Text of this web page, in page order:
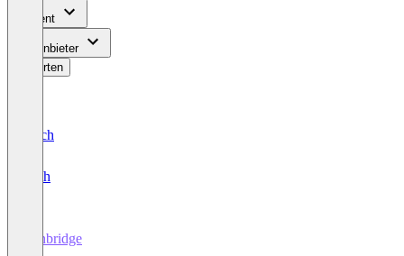
Content
Für Anbieter
Bewerten
Deutsch
English
Zenbridge